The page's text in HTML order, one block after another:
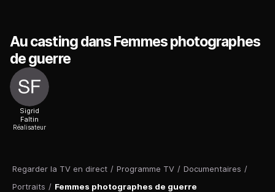
Regarder la TV en direct / Programme TV / Documentaires /
Portraits / Femmes photographes de guerre
Au casting dans Femmes photographes
de guerre
Sigrid
Faltin
Réalisateur